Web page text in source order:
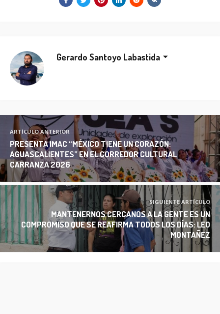
Gerardo Santoyo Labastida
ARTÍCULO ANTERIOR
PRESENTA IMAC “MÉXICO TIENE UN CORAZÓN:
AGUASCALIENTES” EN EL CORREDOR CULTURAL
CARRANZA 2026
SIGUIENTE ARTÍCULO
MANTENERNOS CERCANOS A LA GENTE ES UN
COMPROMISO QUE SE REAFIRMA TODOS LOS DÍAS: LEO
MONTAÑEZ